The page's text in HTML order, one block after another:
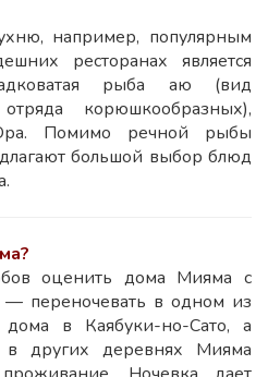
например, популярным
ресторанах является
рыба аю (вид
корюшкообразных),
Помимо речной рыбы
большой выбор блюд
оценить дома Мияма с
переночевать в одном из
в Каябуки-но-Сато, а
других деревнях Мияма